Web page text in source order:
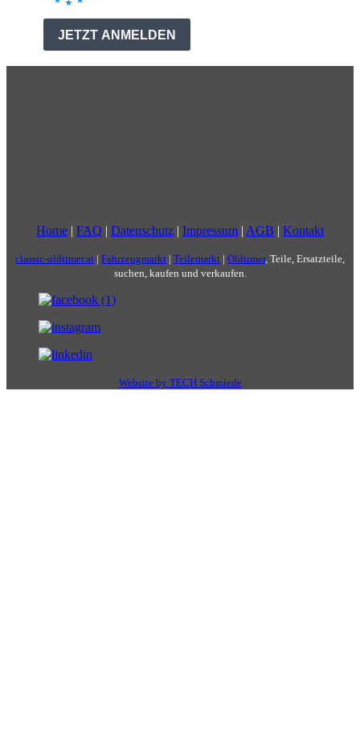
Home | FAQ | Datenschutz | Impressum | AGB | Kontakt
classic-oldtimer.at | Fahrzeugmarkt | Teilemarkt | Oldtimer, Teile, Ersatzteile,
suchen, kaufen und verkaufen.
Website by TECH Schmiede